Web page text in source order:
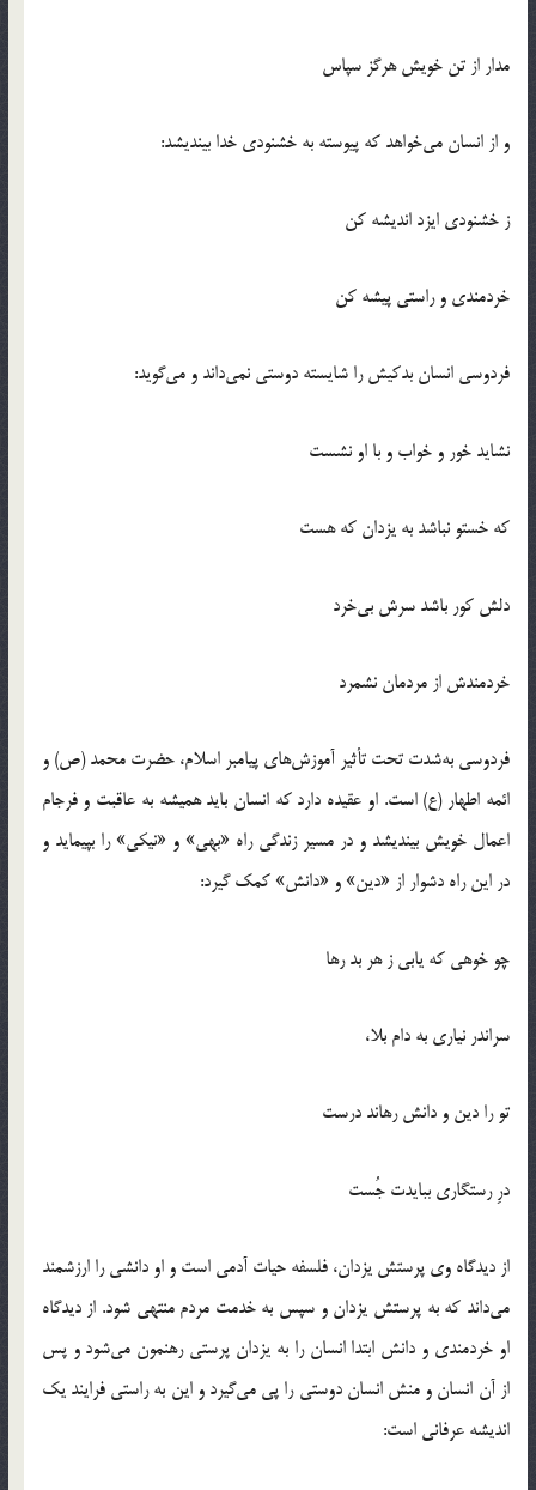
مدار از تن خويش هرگز سپاس
و از انسان مي‌خواهد كه پيوسته به خشنودي خدا بينديشد:
ز خشنودي ايزد انديشه كن
خردمندي و راستي پيشه كن
فردوسي انسان بدكيش را شايسته دوستي نمي‌داند و مي‌گويد:
نشايد خور و خواب و با او نشست
كه خستو نباشد به يزدان كه هست
دلش كور باشد سرش بي‌خرد
خردمندش از مردمان نشمرد
فردوسي به‌شدت تحت تأثير آموزش‌هاي پيامبر اسلام، حضرت محمد (ص) و
ائمه اطهار (ع) است. او عقيده دارد كه انسان بايد هميشه به عاقبت و فرجام
اعمال خويش بينديشد و در مسير زندگي راه «بهي» و «نيكي» را بپيمايد و
در اين راه دشوار از «دين» و «دانش» كمك گيرد:
چو خوهي كه يابي ز هر بد رها
سراندر نياري به دام بلا،
تو را دين و دانش رهاند درست
درِ رستگاري ببايدت جُست
از ديدگاه وي پرستش يزدان، فلسفه حيات آدمي است و او دانشي را ارزشمند
مي‌داند كه به پرستش يزدان و سپس به خدمت مردم منتهي شود. از ديدگاه
او خردمندي و دانش ابتدا انسان را به يزدان پرستي رهنمون مي‌شود و پس
از آن انسان و منش انسان دوستي را پي مي‌گيرد و اين به راستي فرايند يك
انديشه عرفاني است: